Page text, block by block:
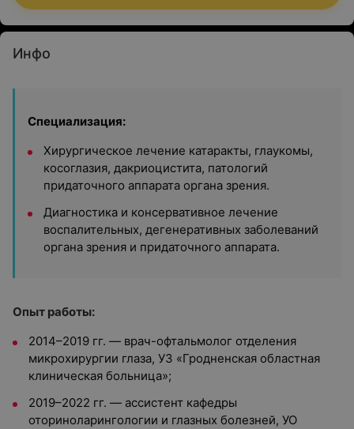
Инфо
Специализация:
Хирургическое лечение катаракты, глаукомы,
косоглазия, дакриоцистита, патологий
придаточного аппарата органа зрения.
Диагностика и консервативное лечение
воспалительных, дегенеративных заболеваний
органа зрения и придаточного аппарата.
Опыт работы:
2014–2019 гг. — врач-офтальмолог отделения
микрохирургии глаза, УЗ «Гродненская областная
клиническая больница»;
2019–2022 гг. — ассистент кафедры
оториноларингологии и глазных болезней, УО